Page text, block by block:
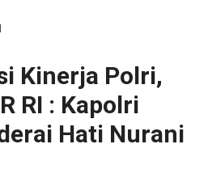
Kinerja Polri,
RI : Kapolri
Hati Nurani